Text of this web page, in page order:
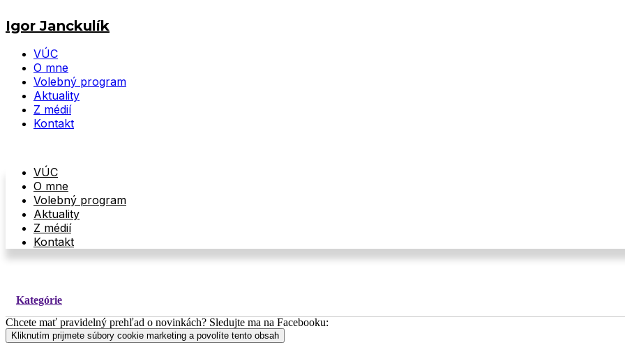
na
obsah
Igor Janckulík
VÚC
O mne
Volebný program
Aktuality
Z médií
Kontakt
VÚC
O mne
Volebný program
Aktuality
Z médií
Kontakt
Kategórie
Chcete mať pravidelný prehľad o novinkách? Sledujte ma na Facebooku:
Kliknutím prijmete súbory cookie marketing a povolíte tento obsah